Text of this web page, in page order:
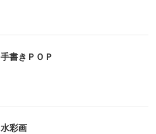
手書きＰＯＰ
水彩画